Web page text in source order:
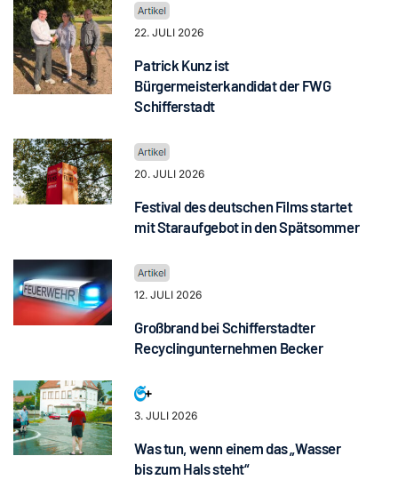
22. JULI 2026
Patrick Kunz ist
Bürgermeisterkandidat der FWG
Schifferstadt
20. JULI 2026
Festival des deutschen Films startet
mit Staraufgebot in den Spätsommer
12. JULI 2026
Großbrand bei Schifferstadter
Recyclingunternehmen Becker
3. JULI 2026
Was tun, wenn einem das „Wasser
bis zum Hals steht“